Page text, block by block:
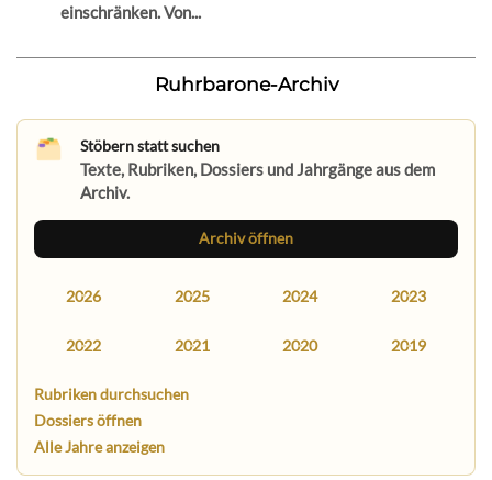
einschränken. Von...
Ruhrbarone-Archiv
Stöbern statt suchen
Texte, Rubriken, Dossiers und Jahrgänge aus dem
Archiv.
Archiv öffnen
2026 2025 2024 2023
2022 2021 2020 2019
Rubriken durchsuchen
Dossiers öffnen
Alle Jahre anzeigen